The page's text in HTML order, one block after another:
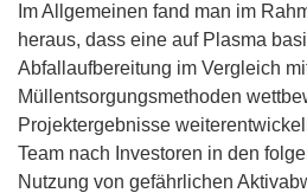
Im Allgemeinen fand man im
heraus, dass eine auf Plasma
Abfallaufbereitung im Vergleich
Müllentsorgungsmethoden
Projektergebnisse
Team nach Investoren in den
Nutzung von gefährlichen